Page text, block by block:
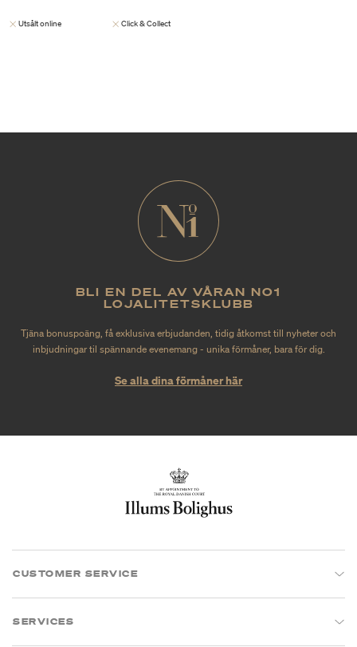
Utsålt online Click & Collect
BLI EN DEL AV VÅRAN NO1
LOJALITETSKLUBB
Tjäna bonuspoäng, få exklusiva erbjudanden, tidig åtkomst till nyheter och
inbjudningar til spännande evenemang - unika förmåner, bara för dig.
Se alla dina förmåner här
CUSTOMER SERVICE
SERVICES